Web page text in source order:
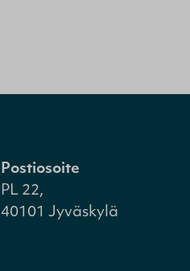
Postiosoite
PL 22,
40101 Jyväskylä